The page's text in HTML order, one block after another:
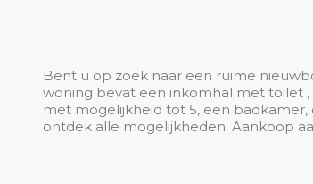
Bent u op zoek naar een ruime
woning bevat een inkomhal met toilet
met mogelijkheid tot 5, een
ontdek alle mogelijkheden. Aankoop